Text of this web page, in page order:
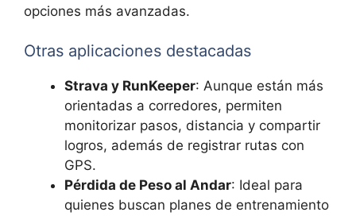
opciones más avanzadas.
Otras aplicaciones destacadas
Strava y RunKeeper: Aunque están más
orientadas a corredores, permiten
monitorizar pasos, distancia y compartir
logros, además de registrar rutas con
GPS.
Pérdida de Peso al Andar: Ideal para
quienes buscan planes de entrenamiento